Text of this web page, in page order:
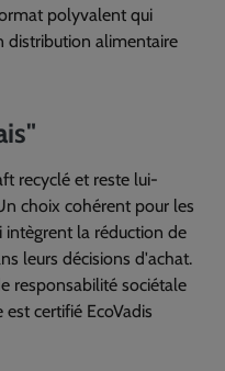
polyvalent qui
distribution alimentaire
recyclé et reste lui-
choix cohérent pour les
intègrent la réduction de
leurs décisions d'achat.
responsabilité sociétale
certifié EcoVadis